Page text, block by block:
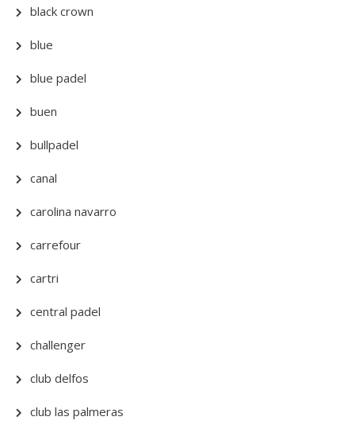
black crown
blue
blue padel
buen
bullpadel
canal
carolina navarro
carrefour
cartri
central padel
challenger
club delfos
club las palmeras